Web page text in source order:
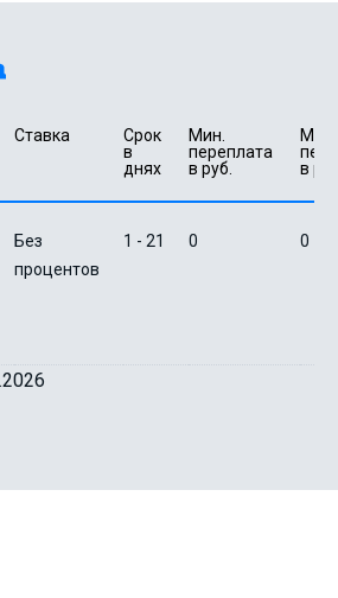
Ставка
Срок
в
днях
Мин.
переплата
в руб.
в
Без
процентов
1 - 21 0 0